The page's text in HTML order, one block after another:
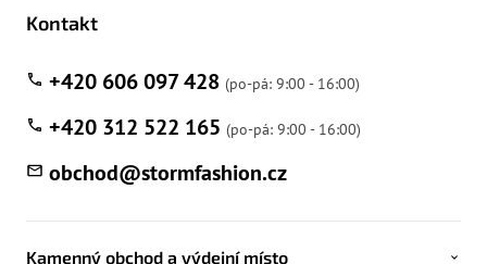
Kontakt
obchod@stormfashion.cz
+420 606 097 428
+420 312 522 165
Kamenný obchod a výdejní místo